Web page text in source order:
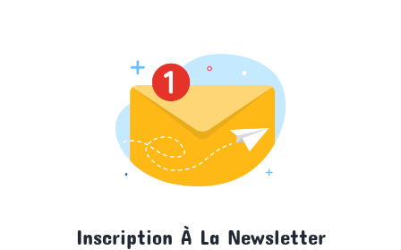
Inscription À La Newsletter